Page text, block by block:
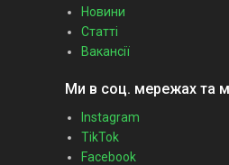
Новини
Статті
Вакансії
Ми в соц. мережах та
Instagram
TikTok
Facebook